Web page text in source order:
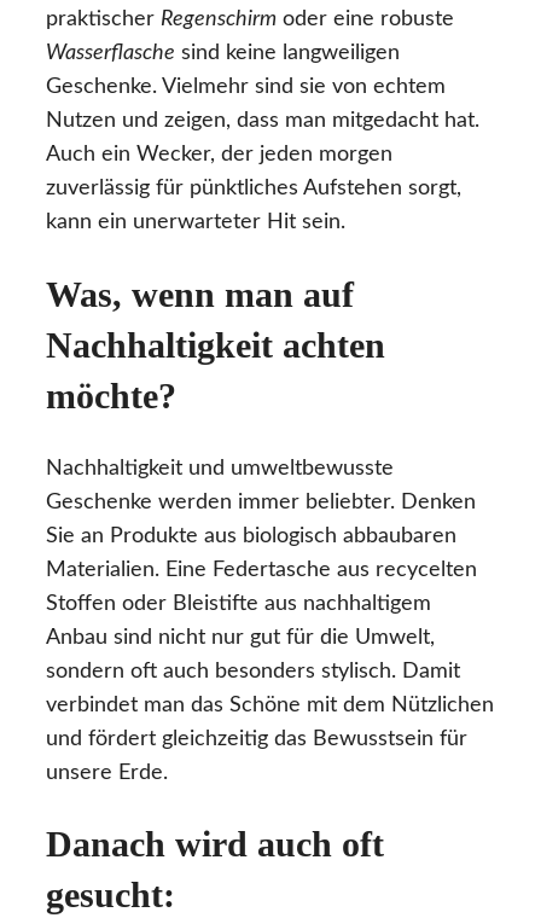
praktischer Regenschirm oder eine robuste
Wasserflasche sind keine langweiligen
Geschenke. Vielmehr sind sie von echtem
Nutzen und zeigen, dass man mitgedacht hat.
Auch ein Wecker, der jeden morgen
zuverlässig für pünktliches Aufstehen sorgt,
kann ein unerwarteter Hit sein.
Was, wenn man auf
Nachhaltigkeit achten
möchte?
Nachhaltigkeit und umweltbewusste
Geschenke werden immer beliebter. Denken
Sie an Produkte aus biologisch abbaubaren
Materialien. Eine Federtasche aus recycelten
Stoffen oder Bleistifte aus nachhaltigem
Anbau sind nicht nur gut für die Umwelt,
sondern oft auch besonders stylisch. Damit
verbindet man das Schöne mit dem Nützlichen
und fördert gleichzeitig das Bewusstsein für
unsere Erde.
Danach wird auch oft
gesucht: